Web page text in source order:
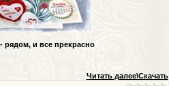
рядом, и все прекрасно
Читать далее\Скачать